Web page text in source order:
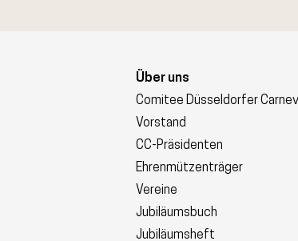
Über uns
Comitee Düsseldorfer
Vorstand
CC-Präsidenten
Ehrenmützenträger
Vereine
Jubiläumsbuch
Jubiläumsheft